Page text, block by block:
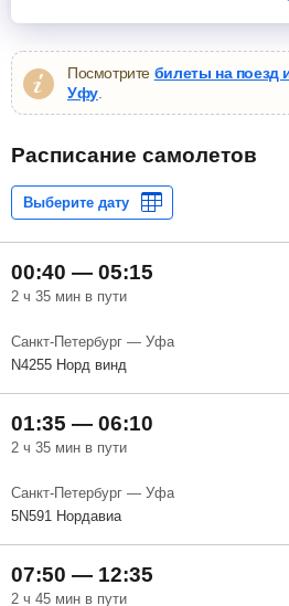
Посмотрите билеты на поезд
Уфу.
Расписание самолетов
00:40 — 05:15
2 ч 35 мин в пути
Санкт-Петербург — Уфа
N4255 Норд винд
01:35 — 06:10
2 ч 35 мин в пути
Санкт-Петербург — Уфа
5N591 Нордавиа
07:50 — 12:35
2 ч 45 мин в пути